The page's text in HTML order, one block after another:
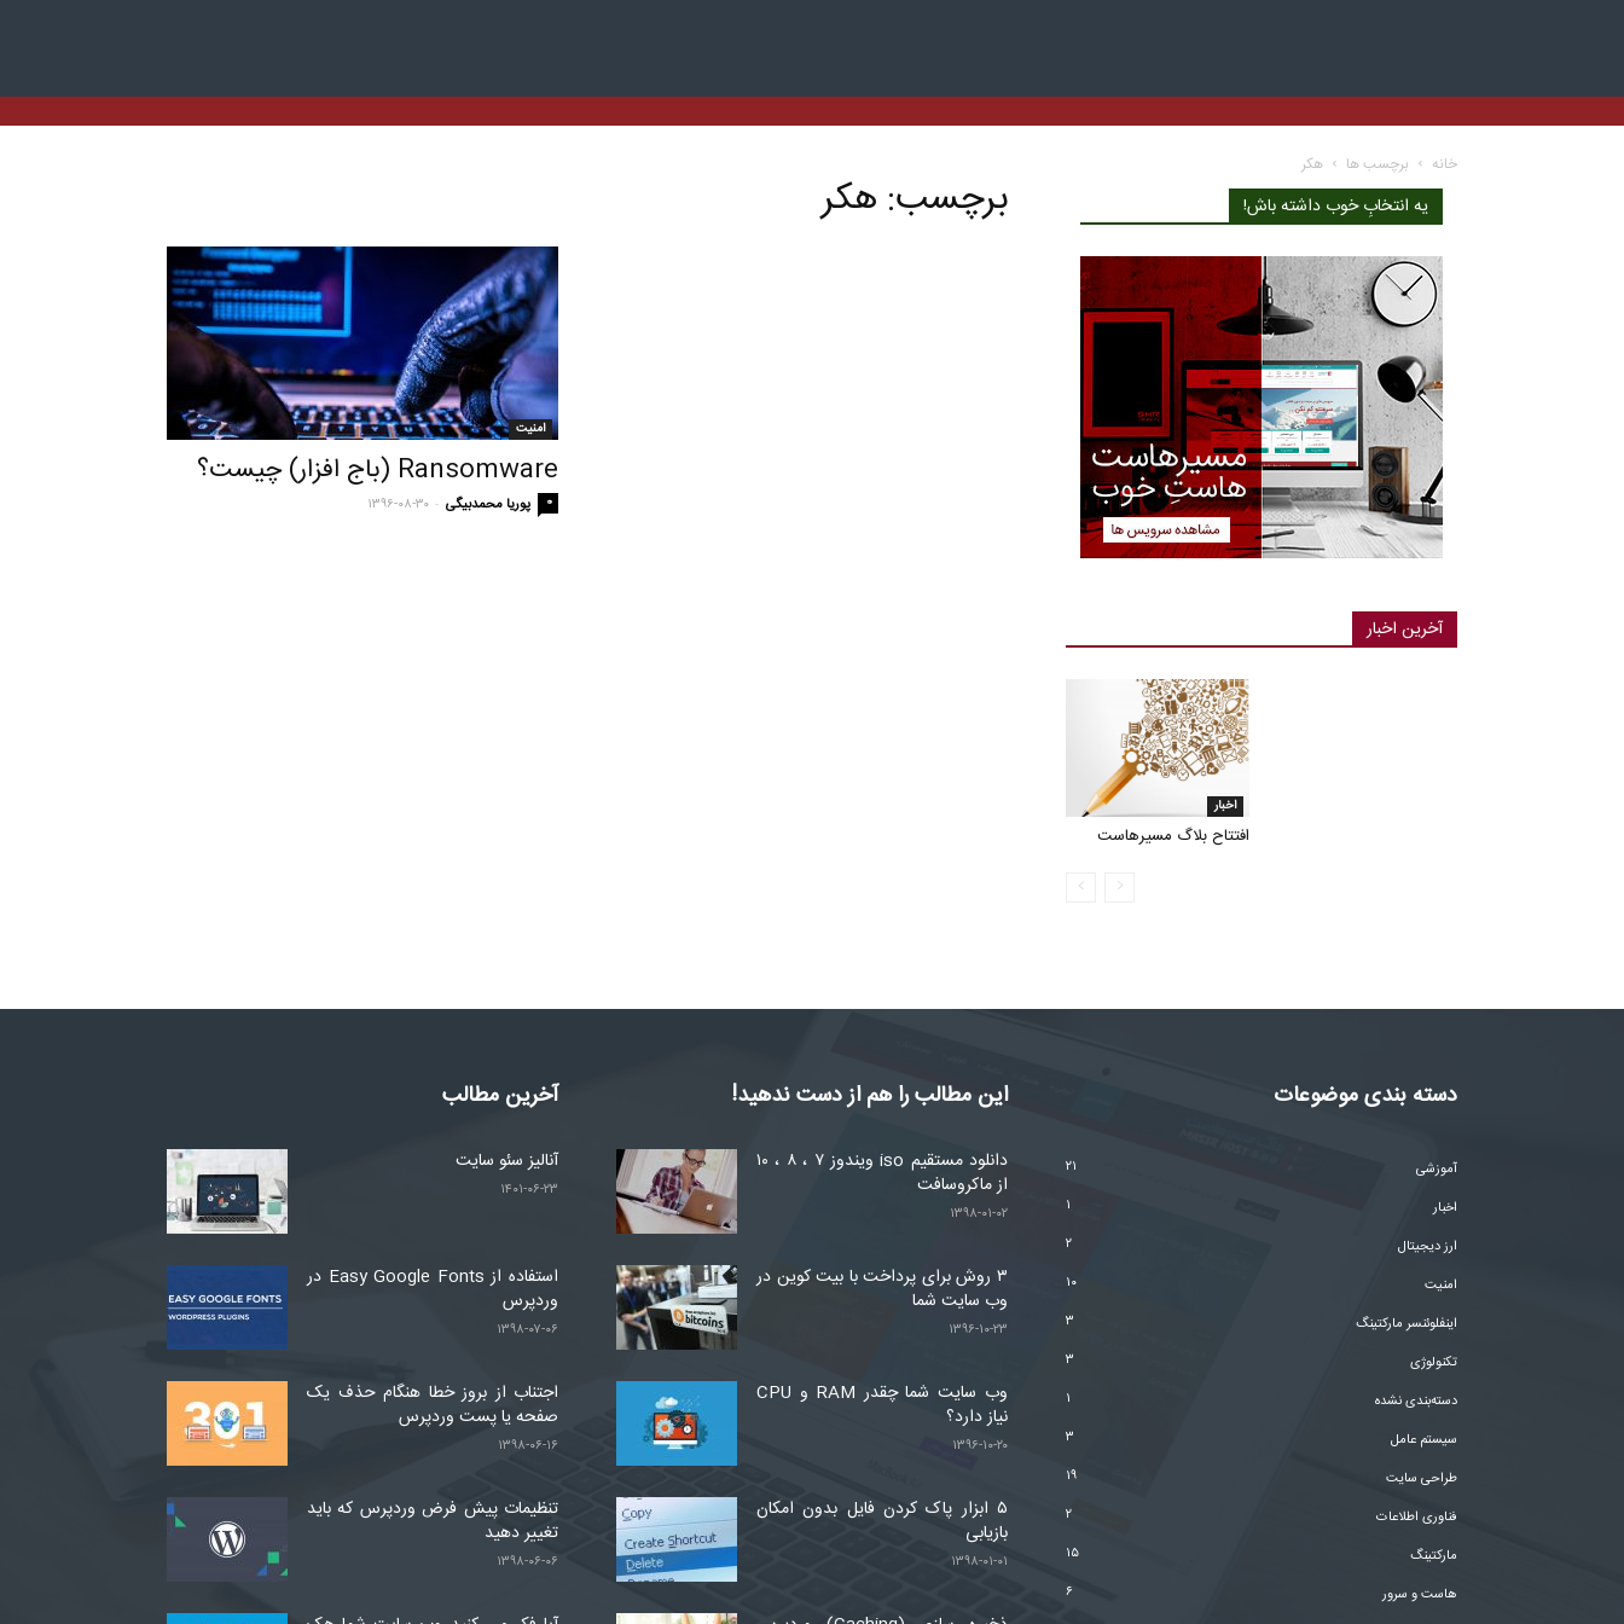
خانه برچسب ها هکر
برچسب: هکر
امنیت
Ransomware (باج افزار) چیست؟
پوریا محمدبیگی - ۱۳۹۶-۰۸-۳۰ 0
یه انتخابِ خوب داشته باش!
آخرین اخبار
اخبار
افتتاح بلاگ مسیرهاست
آخرین مطالب
آنالیز سئو سایت
۱۴۰۱-۰۶-۲۳
استفاده از Easy Google Fonts در
وردپرس
۱۳۹۸-۰۷-۰۶
اجتناب از بروز خطا هنگام حذف یک
صفحه یا پست وردپرس
۱۳۹۸-۰۶-۱۶
تنظیمات پیش فرض وردپرس که باید
تغییر دهید
۱۳۹۸-۰۶-۰۶
این مطالب را هم از دست ندهید!
دانلود مستقیم iso ویندوز ۷ ، ۸ ، ۱۰
از ماکروسافت
۱۳۹۸-۰۱-۰۲
۳ روش برای پرداخت با بیت کوین در
وب سایت شما
۱۳۹۶-۱۰-۲۳
وب سایت شما چقدر RAM و CPU
نیاز دارد؟
۱۳۹۶-۱۰-۲۰
۵ ابزار پاک کردن فایل بدون امکان
بازیابی
۱۳۹۸-۰۱-۰۱
دسته بندی موضوعات
آموزشی
۲۱
اخبار
۱
ارز دیجیتال
۲
امنیت
۱۰
اینفلوئنسر مارکتینگ
۳
تکنولوژی
۳
دسته‌بندی نشده
۱
سیستم عامل
۳
طراحی سایت
۱۹
فناوری اطلاعات
۲
مارکتینگ
۱۵
هاست و سرور
۶